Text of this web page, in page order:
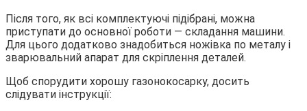
Після того, як всі комплектуючі підібрані, можна
приступати до основної роботи — складання машини.
Для цього додатково знадобиться ножівка по металу і
зварювальний апарат для скріплення деталей.
Щоб спорудити хорошу газонокосарку, досить
слідувати інструкції: